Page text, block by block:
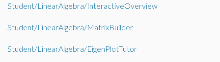
Student/LinearAlgebra/InteractiveOverview
Student/LinearAlgebra/MatrixBuilder
Student/LinearAlgebra/EigenPlotTutor